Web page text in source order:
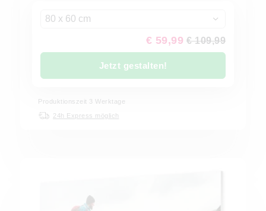
80 x 60 cm
€ 59,99 € 109,99
Jetzt gestalten!
Produktionszeit 3 Werktage
24h Express möglich